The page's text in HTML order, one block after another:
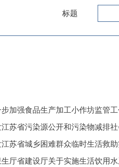
标题
加强食品生产加工小作坊监管
苏省污染源公开和污染物减排
苏省城乡困难群众临时生活救
厅省建设厅关于实施生活饮用